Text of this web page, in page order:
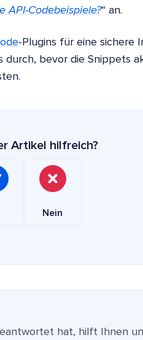
API-Codebeispiele?“ an.
-Plugins für eine sichere
bevor die Snippets
Artikel hilfreich?
Nein
hat, hilft Ihnen